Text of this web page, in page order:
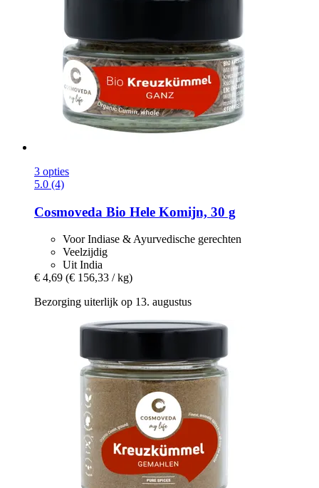
3 opties
5.0 (4)
Cosmoveda Bio Hele Komijn, 30 g
Voor Indiase & Ayurvedische gerechten
Veelzijdig
Uit India
€ 4,69 (€ 156,33 / kg)
Bezorging uiterlijk op 13. augustus